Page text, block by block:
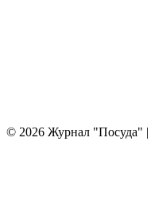
© 2026 Журнал "Посуда" |